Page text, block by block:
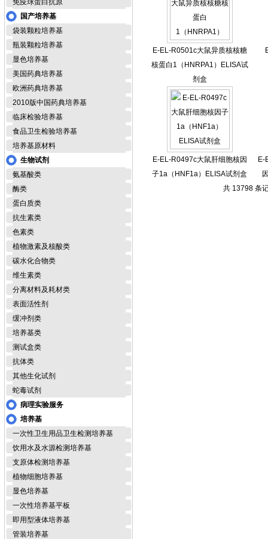
免疫球蛋白抗原
国产培养基
袋装颗粒培养基
瓶装颗粒培养基
显色培养基
美国药典培养基
欧洲药典培养基
2010版中国药典培养基
临床检验培养基
食品卫生检验培养基
培养基原材料
生物试剂
氨基酸类
酶类
蛋白质类
抗生素类
色素类
植物激素及核酸类
碳水化合物类
维生素类
分离材料及耗材类
表面活性剂
缓冲剂类
培养基类
测试盒类
抗体类
其他生化试剂
蛇毒试剂
病理实验服务
培养基
一次性卫生用品卫生检测培养基
饮用水及水源检测培养基
支原体检测培养基
植物细胞培养基
显色培养基
一次性培养基平板
即用型液体培养基
管装培养基
E-EL-R0501c大鼠异质核核糖
核蛋白1（HNRPA1）ELISA试
剂盒
E-EL-R0497c大鼠肝细胞核因
子1a（HNF1a）ELISA试剂盒
E-
共 13798 条